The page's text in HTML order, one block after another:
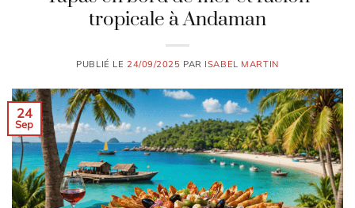
tropicale à Andaman
PUBLIÉ LE 24/09/2025 PAR ISABEL MARTIN
24
Sep